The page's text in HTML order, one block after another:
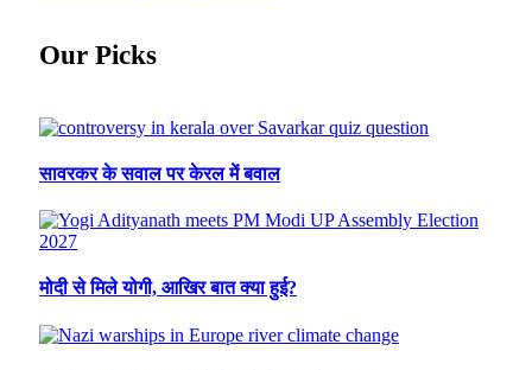
Our Picks
सावरकर के सवाल पर केरल में बवाल
मोदी से मिले योगी, आखिर बात क्या हुई?